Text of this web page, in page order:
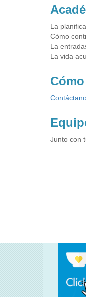
La
Cómo
La
La vida
Junto con